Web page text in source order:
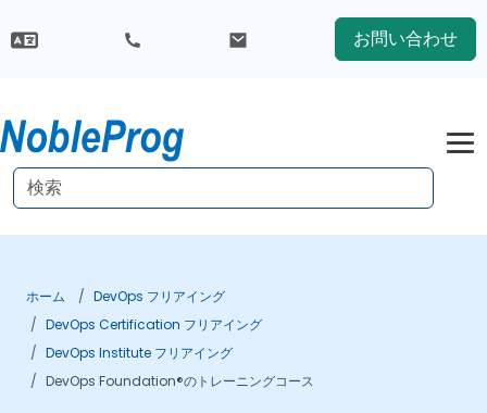
お問い合わせ
ホーム
DevOps フリアイング
DevOps Certification フリアイング
DevOps Institute フリアイング
DevOps Foundation®のトレーニングコース